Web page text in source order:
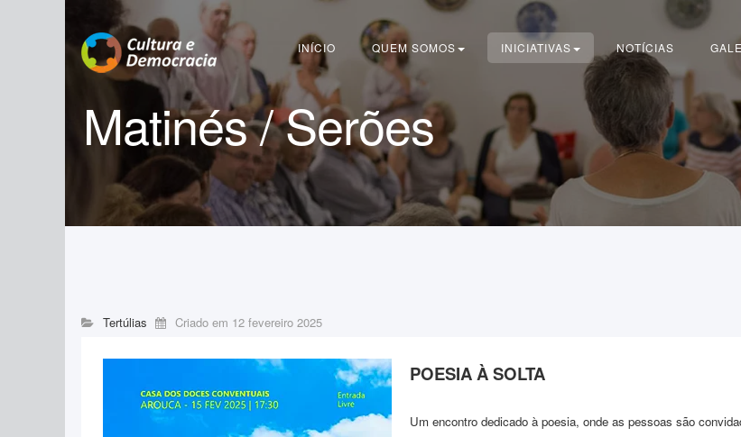
Pesquisar...
INÍCIO QUEM SOMOS INICIATIVAS NOTÍCIAS
Matinés / Serões
Tertúlias Criado em 12 fevereiro 2025
POESIA À SOLTA
Um encontro dedicado à poesia, onde as pessoas são